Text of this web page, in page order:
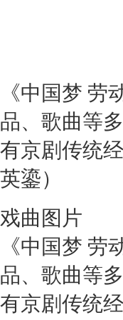
《中国梦
品、歌曲等
有京剧传统
英鎏）
戏曲图片
《中国梦
品、歌曲等
有京剧传统